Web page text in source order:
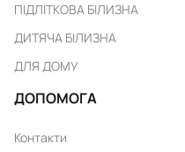
ПІДЛІТКОВА БІЛИЗНА
ДИТЯЧА БІЛИЗНА
ДЛЯ ДОМУ
ДОПОМОГА
Контакти